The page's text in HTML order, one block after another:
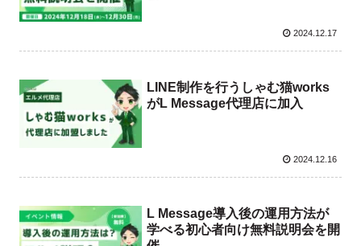
2024.12.17
LINE制作を行うしゃむ猫works
がL Message代理店に加入
2024.12.16
L Message導入後の運用方法が
学べる初心者向け無料説明会を開